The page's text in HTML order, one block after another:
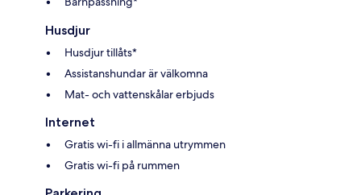
Husdjur
Husdjur tillåts*
Assistanshundar är välkomna
Mat- och vattenskålar erbjuds
Internet
Gratis wi-fi i allmänna utrymmen
Gratis wi-fi på rummen